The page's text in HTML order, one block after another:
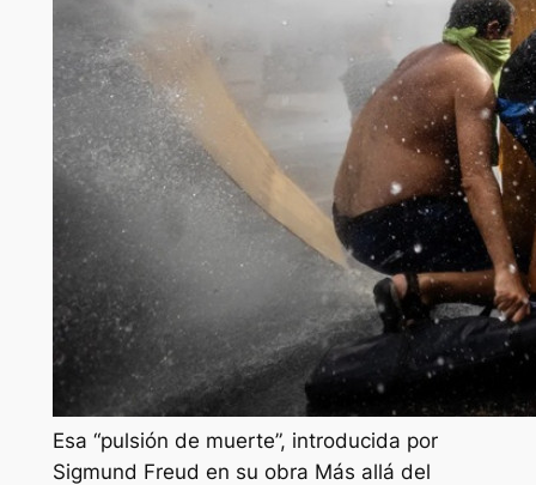
Esa “pulsión de muerte”, introducida por
Sigmund Freud en su obra Más allá del